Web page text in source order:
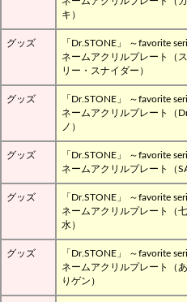
キ）
グッズ
「Dr.STONE」 ～favorite
ネームアクリルプレート（
リー・スナイダー）
グッズ
「Dr.STONE」 ～favorite
ネームアクリルプレート（
ノ）
グッズ
「Dr.STONE」 ～favorite
ネームアクリルプレート（
グッズ
「Dr.STONE」 ～favorite
ネームアクリルプレート（
水）
グッズ
「Dr.STONE」 ～favorite
ネームアクリルプレート（
りゲン）